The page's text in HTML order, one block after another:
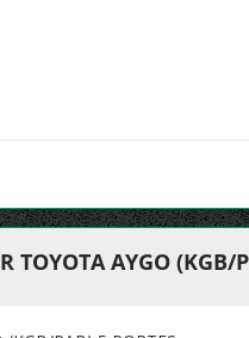
TOYOTA AYGO (KGB/